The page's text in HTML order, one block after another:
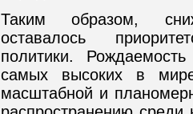
Таким образом,
оставалось
политики.
самых высоких в
масштабной и